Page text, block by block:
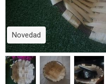
Novedad